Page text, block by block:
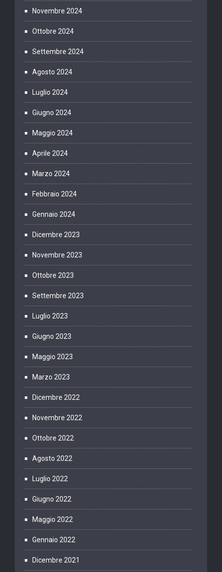
Novembre 2024
Ottobre 2024
Settembre 2024
Agosto 2024
Luglio 2024
Giugno 2024
Maggio 2024
Aprile 2024
Marzo 2024
Febbraio 2024
Gennaio 2024
Dicembre 2023
Novembre 2023
Ottobre 2023
Settembre 2023
Luglio 2023
Giugno 2023
Maggio 2023
Marzo 2023
Dicembre 2022
Novembre 2022
Ottobre 2022
Agosto 2022
Luglio 2022
Giugno 2022
Maggio 2022
Gennaio 2022
Dicembre 2021